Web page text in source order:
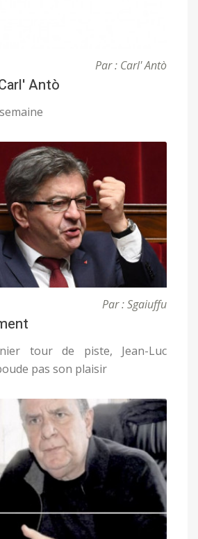
Par : Carl' Antò
Antò
Par : Sgaiuffu
tour de piste, Jean-Luc
pas son plaisir